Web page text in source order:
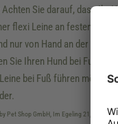
Achten Sie darauf, dass Ihr
flexi Leine an festen
nur von Hand an der flexi
Sie Ihren Hund bei Fuß,
bei Fuß führen
Pet Shop GmbH, Im Egeling 21, DE-